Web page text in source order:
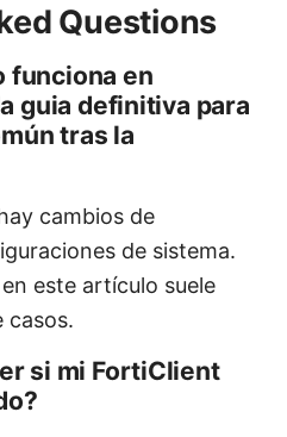
Questions
funciona en
guia definitiva para
tras la
cambios de
de sistema.
este artículo suele
casos.
si mi FortiClient